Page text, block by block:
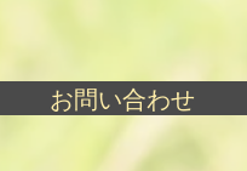
お問い合わせ